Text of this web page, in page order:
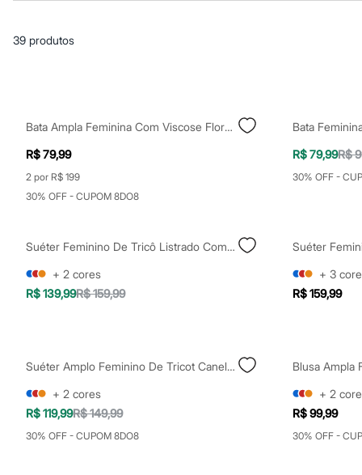
Blusas e Camisetas
Calças
Casacos e Jaquetas
Vestidos
Acessórios
Bolsas
Bonés e Chapéus
Bijoux
Cintos
Botas
Chinelos
Rasteirinhas
Sandálias
Clock House
Sawary
Yessica
Acessórios
39 produtos
Bata Ampla Feminina Com Viscose Floral Marrom
R$ 79,99
2 por R$ 199
30% OFF - CUPOM 8DO8
Bata
R$ 79,99R$
30% OFF -
Suéter Feminino De Tricô Listrado Com Manga Ampla Marrom
+ 2 cores
R$ 139,99R$ 159,99
+ 3
R$ 159,99
Suéter Amplo Feminino De Tricot Canelado Off White
+ 2 cores
R$ 119,99R$ 149,99
30% OFF - CUPOM 8DO8
+ 2
R$ 99,99
30% OFF -